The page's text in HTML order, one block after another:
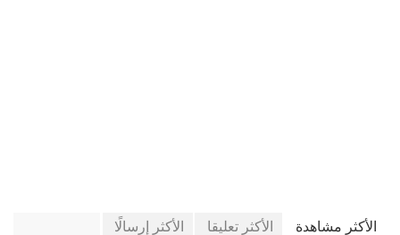
الأكثر مشاهدة الأكثر تعليقا الأكثر إرسالًا